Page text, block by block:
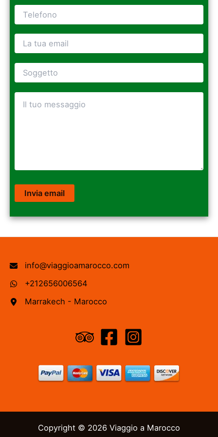
info@viaggioamarocco.com
+212656006564
Marrakech - Marocco
Copyright © 2026 Viaggio a Marocco